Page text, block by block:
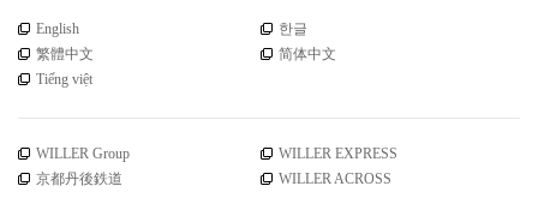
English
한글
繁體中文
简体中文
Tiếng việt
WILLER Group
WILLER EXPRESS
京都丹後鉄道
WILLER ACROSS